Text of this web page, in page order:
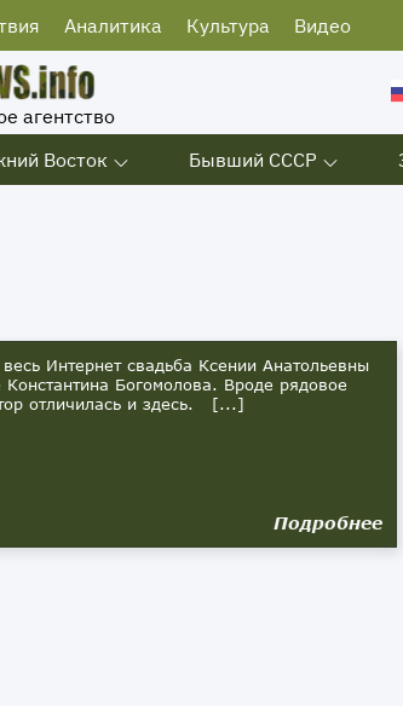
Аналитика Культура Видео
агентство
Восток Бывший СССР
Интернет свадьба Ксении Анатольевны
Богомолова. Вроде рядовое
отличилась и здесь. [...]
Подробнее